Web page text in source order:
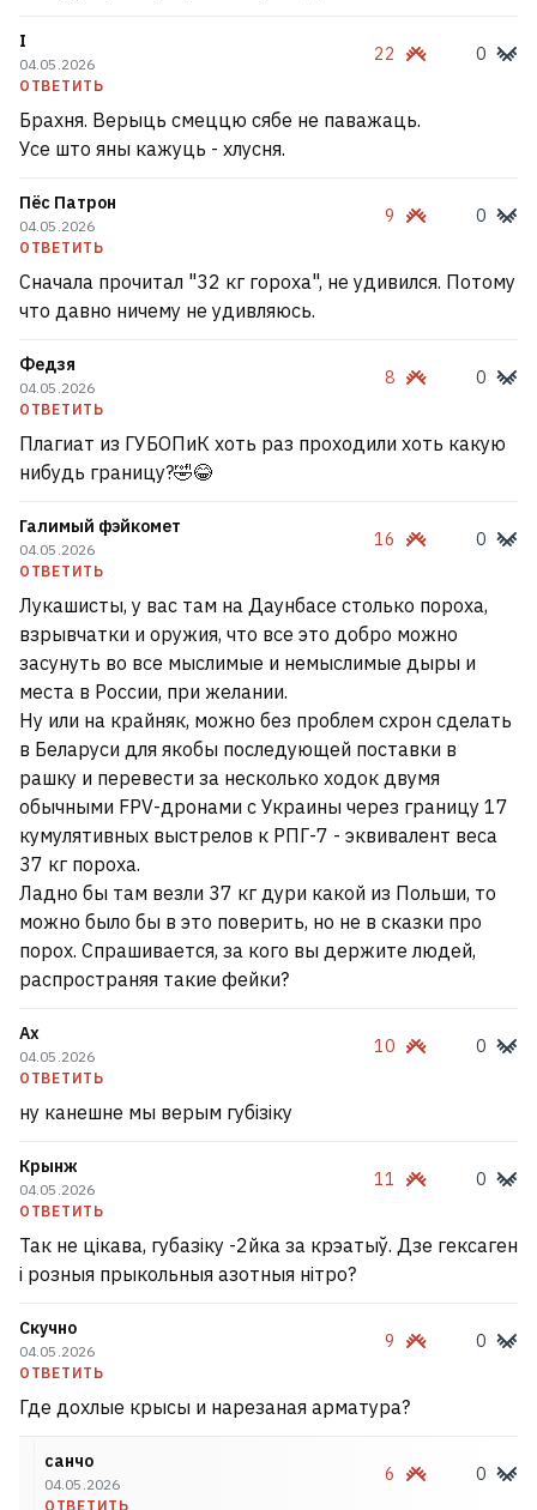
І
04.05.2026
ОТВЕТИТЬ
22 0
Брахня. Верыць смеццю сябе не паважаць.
Усе што яны кажуць - хлусня.
Пёс Патрон
04.05.2026
ОТВЕТИТЬ
9 0
Сначала прочитал "32 кг гороха", не удивился. Потому
что давно ничему не удивляюсь.
Федзя
04.05.2026
ОТВЕТИТЬ
8 0
Плагиат из ГУБОПиК хоть раз проходили хоть какую
нибудь границу?🤣😂
Галимый фэйкомет
04.05.2026
ОТВЕТИТЬ
16 0
Лукашисты, у вас там на Даунбасе столько пороха,
взрывчатки и оружия, что все это добро можно
засунуть во все мыслимые и немыслимые дыры и
места в России, при желании.
Ну или на крайняк, можно без проблем схрон сделать
в Беларуси для якобы последующей поставки в
рашку и перевести за несколько ходок двумя
обычными FPV-дронами с Украины через границу 17
кумулятивных выстрелов к РПГ-7 - эквивалент веса
37 кг пороха.
Ладно бы там везли 37 кг дури какой из Польши, то
можно было бы в это поверить, но не в сказки про
порох. Спрашивается, за кого вы держите людей,
распространяя такие фейки?
Ах
04.05.2026
ОТВЕТИТЬ
10 0
ну канешне мы верым губізіку
Крынж
04.05.2026
ОТВЕТИТЬ
11 0
Так не цікава, губазіку -2йка за крэатыў. Дзе гексаген
і розныя прыкольныя азотныя нітро?
Скучно
04.05.2026
ОТВЕТИТЬ
9 0
Где дохлые крысы и нарезаная арматура?
санчо
04.05.2026
ОТВЕТИТЬ
6 0